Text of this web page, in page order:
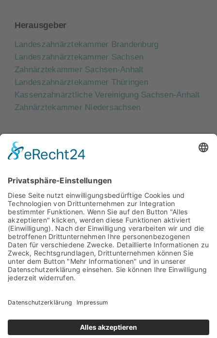
Herausgeber
Landeszahnärztekammer Brandenburg
Landeszahnärztekammer Sachsen
Zahnärztekammer Sachsen-Anhalt
Landeszahnärztekammer Thüringen
Kassenzahnärztliche Vereinigung Sachsen-Anhalt
Zahnärztekammer Niedersachsen
ZahnRat
Facebook
Kontakt
Datenschutzerklärung
Impressum
2024 ZahnRat – Die aktuelle Patienteninformation der